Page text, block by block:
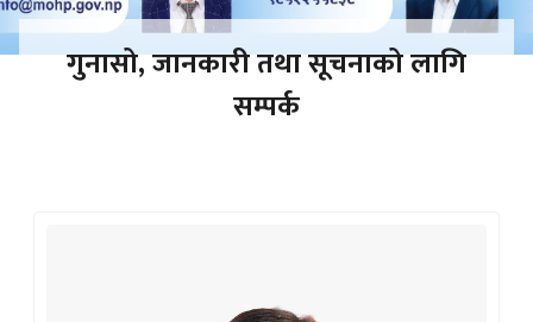
गुनासो, जानकारी तथा सूचनाको लागि
सम्पर्क